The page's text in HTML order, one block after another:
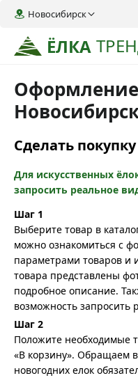
ЁЛКА
Новосибирск
Оформление
Сделать
Для искусственных
запросить реальное
Шаг 1
Выберите товар в
можно ознакомиться с
параметрами товаров и
товара представлены
подробное описание.
возможность запросить
Шаг 2
Положите необходимые
«В корзину». Обращаем
новогодних елок